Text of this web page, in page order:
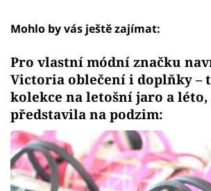
Mohlo by vás ještě zajímat:
Pro vlastní módní značku
Victoria oblečení i doplňky –
kolekce na letošní jaro a
představila na podzim: